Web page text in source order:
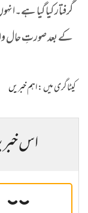
گرفتار کیا گیا
کے بعد صورتِ حال
کیٹاگری میں :اہم خبریں
اس خبر